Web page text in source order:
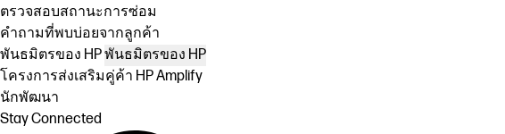
ตรวจสอบสถานะการซ่อม
คำถามที่พบบ่อยจากลูกค้า
พันธมิตรของ HPพันธมิตรของ HP
โครงการส่งเสริมคู่ค้า HP Amplify
นักพัฒนา
Stay Connected